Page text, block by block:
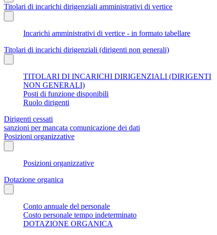
Titolari di incarichi dirigenziali amministrativi di vertice
Incarichi amministrativi di vertice - in formato tabellare
Titolari di incarichi dirigenziali (dirigenti non generali)
TITOLARI DI INCARICHI DIRIGENZIALI (DIRIGENTI
NON GENERALI)
Posti di funzione disponibili
Ruolo dirigenti
Dirigenti cessati
sanzioni per mancata comunicazione dei dati
Posizioni organizzative
Posizioni organizzative
Dotazione organica
Conto annuale del personale
Costo personale tempo indeterminato
DOTAZIONE ORGANICA